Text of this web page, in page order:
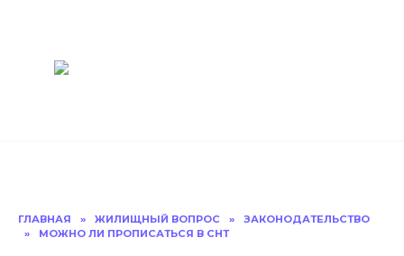
ГЛАВНАЯ » ЖИЛИЩНЫЙ ВОПРОС »
ЗАКОНОДАТЕЛЬСТВО
»
МОЖНО ЛИ ПРОПИСАТЬСЯ В СНТ